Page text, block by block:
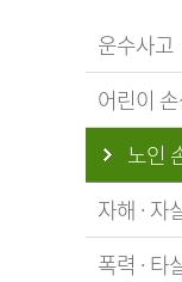
운수사고
어린이
노인
자해 · 자
폭력 · 타